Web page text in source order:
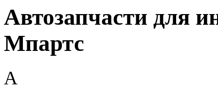
Автозапчасти для
Мпартс
A